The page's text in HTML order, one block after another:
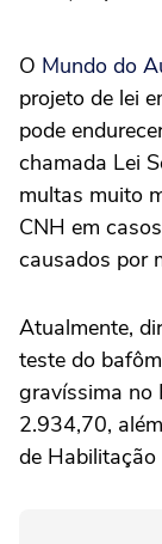
O Mundo do
projeto de lei
pode
chamada Lei
multas muito
CNH em
causados por
Atualmente,
teste do
gravíssima no
2.934,70,
de